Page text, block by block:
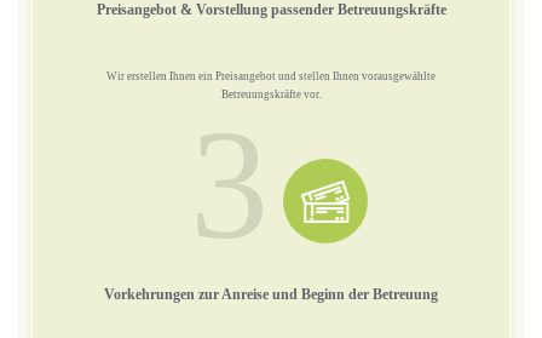
Preisangebot & Vorstellung passender Betreuungskräfte
Wir erstellen Ihnen ein Preisangebot und stellen Ihnen vorausgewählte
Betreuungskräfte vor.
3
Vorkehrungen zur Anreise und Beginn der Betreuung